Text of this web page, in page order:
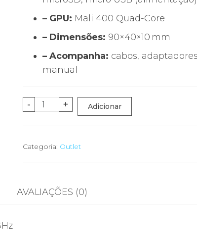
– GPU: Mali 400 Quad-Core
– Dimensões: 90×40×10 mm
– Acompanha: cabos,
manual
-
Quantidade
PC
–
Rikomagic
+ Adicionar
Categoria: Outlet
AVALIAÇÕES (0)